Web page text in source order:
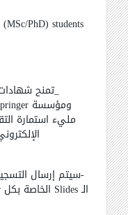
PhD) students
_تمنح
ومؤسسة
مليء استمارة
-سيتم إرسال
الـSlides الخاصة بكل